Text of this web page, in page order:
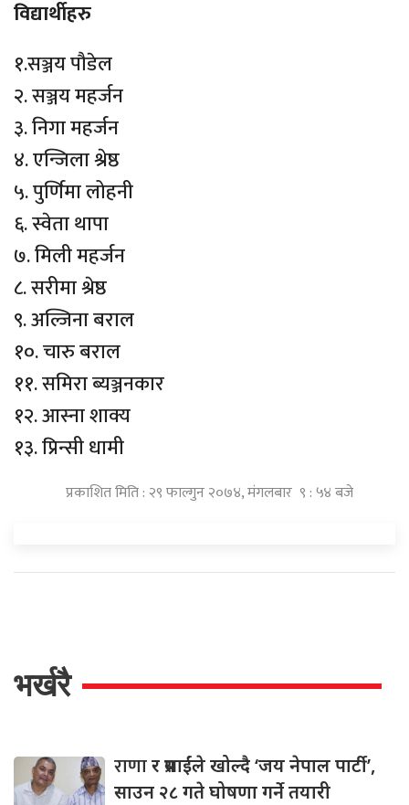
विद्यार्थीहरु
१.सञ्जय पौडेल
२. सञ्जय महर्जन
३. निगा महर्जन
४. एन्जिला श्रेष्ठ
५. पुर्णिमा लोहनी
६. स्वेता थापा
७. मिली महर्जन
८. सरीमा श्रेष्ठ
९. अल्जिना बराल
१०. चारु बराल
११. समिरा ब्यञ्जनकार
१२. आस्ना शाक्य
१३. प्रिन्सी धामी
प्रकाशित मिति : २९ फाल्गुन २०७४, मंगलबार ९ : ५४ बजे
भर्खरै
राणार प्रसाईंले खोल्दै ‘जय नेपाल पार्टी’,
साउन २८ गते घोषणा गर्ने तयारी